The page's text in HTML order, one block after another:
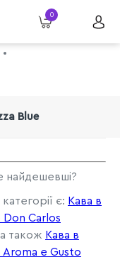
0
Blue
найдешевші?
є: Кава в
Carlos
також Кава в
e Gusto